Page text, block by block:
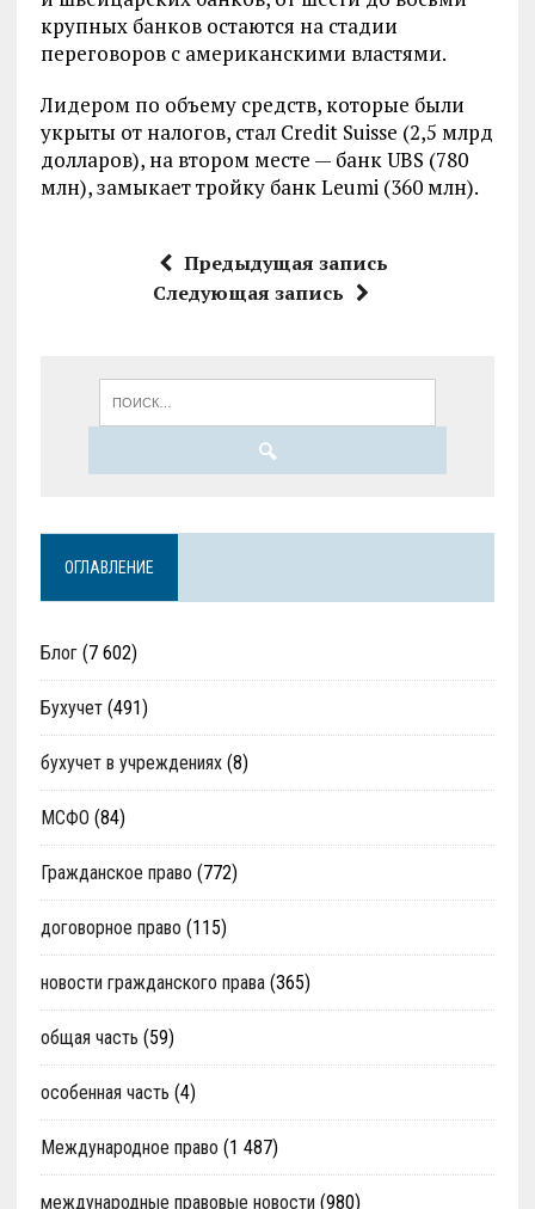
крупных банков остаются на стадии
переговоров с американскими властями.
Лидером по объему средств, которые были
укрыты от налогов, стал Credit Suisse (2,5 млрд
долларов), на втором месте — банк UBS (780
млн), замыкает тройку банк Leumi (360 млн).
Предыдущая запись
Следующая запись
ОГЛАВЛЕНИЕ
Блог(7 602)
Бухучет(491)
бухучет в учреждениях(8)
МСФО (84)
Гражданское право (772)
договорное право (115)
новости гражданского права(365)
общая часть (59)
особенная часть (4)
Международное право (1 487)
международные правовые новости (980)